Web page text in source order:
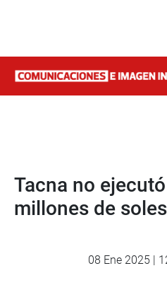
Tacna no
millones de
08 Ene 2025 |